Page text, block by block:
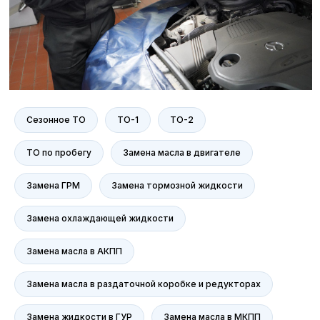
Замена тяги рулевой
Замена стоек стабилизатора
Замена втулок стабилизатора
Замена амортизатора подвески
Сезонное ТО ТО-1 ТО-2
ТО по пробегу Замена масла в двигателе
Замена ГРМ Замена тормозной жидкости
Замена охлаждающей жидкости
Замена масла в АКПП
Замена масла в раздаточной коробке и редукторах
Замена жидкости в ГУР Замена масла в МКПП
зажигания Mercedes-Benz: для
уверенной работы двигателя и
снижения расхода топлива.
Комплексная диагностика
электроники Mercedes-Benz:
проверка датчиков, систем ABS,
ESP, климат-контроля и других
чтобы гарантировать
безопасность эксплуатации,
стабильность и корректность
работы систем.